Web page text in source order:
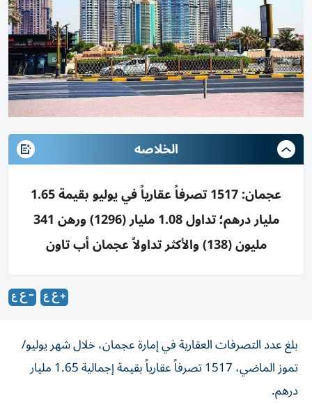
الخلاصه
عجمان: 1517 تصرفاً عقارياً في يوليو بقيمة 1.65
مليار درهم؛ تداول 1.08 مليار (1296) ورهن 341
مليون (138) والأكثر تداولاً عجمان أب تاون
بلغ عدد التصرفات العقارية في إمارة عجمان، خلال شهر يوليو/
تموز الماضي، 1517 تصرفاً عقارياً بقيمة إجمالية 1.65 مليار
درهم.